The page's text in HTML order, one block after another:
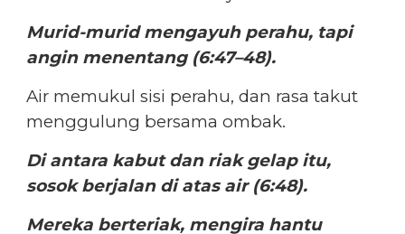
Murid-murid mengayuh perahu, tapi
angin menentang (6:47–48).
Air memukul sisi perahu, dan rasa takut
menggulung bersama ombak.
Di antara kabut dan riak gelap itu,
sosok berjalan di atas air (6:48).
Mereka berteriak, mengira hantu